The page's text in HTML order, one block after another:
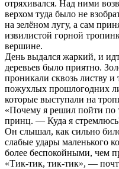
отряхивался. Над ними
верхом туда было не
на зелёном лугу, а сам
извилистой горной
вершине.
День выдался жаркий, и
деревьев было приятно.
проникали сквозь листву и
пожухлых прошлогодних
которые выступали на
«Почему я решил пойти по
принц. — Куда я
Он слышал, как сильно
слабые удары маленького
более беспокойными, чем
«Тик-тик, тик-тик», —